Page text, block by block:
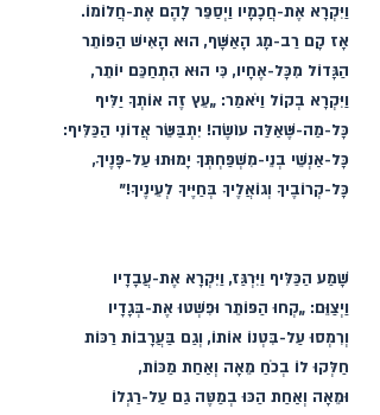
וַיִּקְרָא אֶת-חֲכָמָיו וַיְסַפֵּר לָהֶם אֶת-חֲלוֹמוֹ.
אָז קָם רַב-מָג הָאַשָּׁף, הוּא הָאִישׁ הַפּוֹתֵר
הַגָּדוֹל מִכָּל-אֶחָיו, כִּי הוּא הִתְחַכֵּם יוֹתֵר,
וַיִּקְרָא בְקוֹל וַיֹּאמַר: „עֵץ זֶה אוֹתְךָ יַלִּיף
כָּל-מַה-שֶּׁאַלַּה עוֹשֶׂה! יִתְבַּשֵּׂר אֲדוֹנִי הַכַּלִּיף:
כָּל-אַנְשֵׁי בְנֵי-מִשְׁפַּחְתְּךָ יָמוּתוּ עַל-פָּנֶיךָ,
כָּל-קְרוֹבֶיךָ וְגוֹאֲלֶיךָ בְּחַיֶּיךָ לְעֵינֶיךָ!”
שָׁמַע הַכַּלִּיף וַיִּרְגַּז, וַיִּקְרָא אֶת-עֲבָדָיו
וַיְצַוֵּם: „קְחוּ הַפּוֹתֵר וּפִשְׁטוּ אֶת-בְּגָדָיו
וְרִמְסוּ עַל-בִּטְנוֹ אוֹתוֹ, וְגַם בַּעֲרָבוֹת רַכּוֹת
חַלְּקוּ לוֹ בְכֹחַ מֵאָה וְאַחַת מַכּוֹת,
וּמֵאָה וְאַחַת הַכּוּ בְמַטֶּה גַם עַל-רַגְלוֹ